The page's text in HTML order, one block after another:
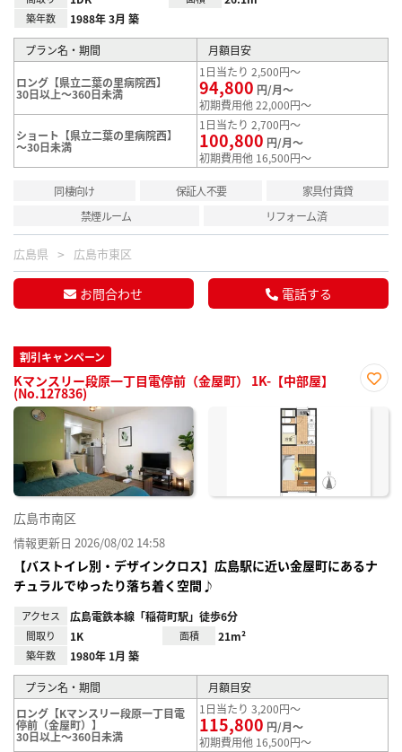
築年数 1988年 3月 築
プラン名・期間 月額目安
ロング【県立二葉の里病院西】
30日以上～360日未満
1日当たり 2,500円～
94,800 円/月～
初期費用他 22,000円～
ショート【県立二葉の里病院西】
～30日未満
1日当たり 2,700円～
100,800 円/月～
初期費用他 16,500円～
同棲向け 保証人不要
家具付賃貸
禁煙ルーム
リフォーム済
広島県 広島市東区
お問合わせ 電話する
割引キャンペーン
Kマンスリー段原一丁目電停前（金屋町） 1K-【中部屋】
(No.127836)
に入
広島市南区
情報更新日 2026/08/02 14:58
【バストイレ別・デザインクロス】広島駅に近い金屋町にあるナ
チュラルでゆったり落ち着く空間♪
アクセス 広島電鉄本線「稲荷町駅」徒歩6分
間取り 1K 面積 21m²
築年数 1980年 1月 築
プラン名・期間
月額目安
ロング【Kマンスリー段原一丁目電
停前（金屋町）】
30日以上～360日未満
1日当たり 3,200円～
115,800 円/月～
初期費用他 16,500円～